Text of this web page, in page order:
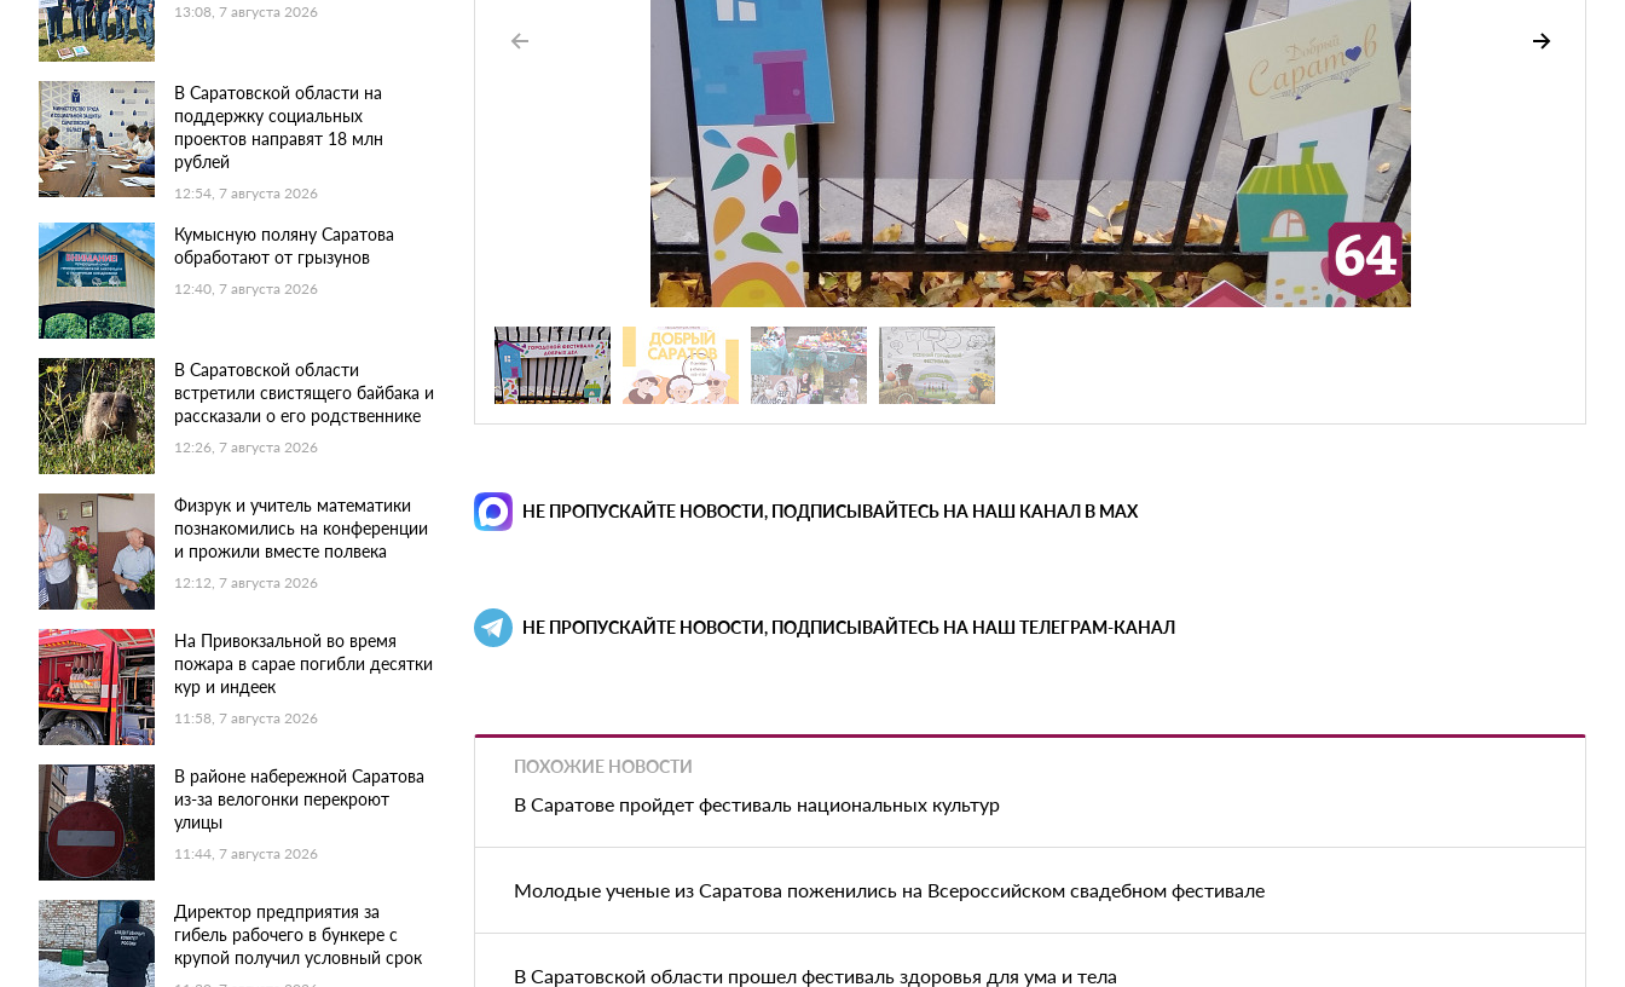
13:08, 7 августа 2026
В Саратовской области на
поддержку социальных
проектов направят 18 млн
рублей
12:54, 7 августа 2026
Кумысную поляну Саратова
обработают от грызунов
12:40, 7 августа 2026
В Саратовской области
встретили свистящего байбака и
рассказали о его родственнике
12:26, 7 августа 2026
Физрук и учитель математики
познакомились на конференции
и прожили вместе полвека
12:12, 7 августа 2026
На Привокзальной во время
пожара в сарае погибли десятки
кур и индеек
11:58, 7 августа 2026
В районе набережной Саратова
из-за велогонки перекроют
улицы
11:44, 7 августа 2026
Директор предприятия за
гибель рабочего в бункере с
крупой получил условный срок
НЕ ПРОПУСКАЙТЕ НОВОСТИ, ПОДПИСЫВАЙТЕСЬ НА НАШ КАНАЛ В MAX
НЕ ПРОПУСКАЙТЕ НОВОСТИ, ПОДПИСЫВАЙТЕСЬ НА НАШ ТЕЛЕГРАМ-КАНАЛ
ПОХОЖИЕ НОВОСТИ
В Саратове пройдет фестиваль национальных культур
Молодые ученые из Саратова поженились на Всероссийском свадебном фестивале
В Саратовской области прошел фестиваль здоровья для ума и тела